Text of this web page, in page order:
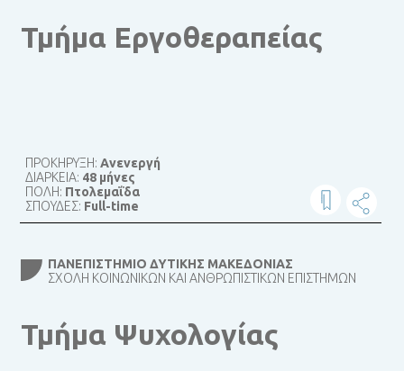
Τμήμα Εργοθεραπείας
ΠΡΟΚΗΡΥΞΗ:Ανενεργή
ΔΙΑΡΚΕΙΑ: 48 μήνες
ΠΟΛΗ: Πτολεμαΐδα
ΣΠΟΥΔΕΣ: Full-time
ΠΑΝΕΠΙΣΤΉΜΙΟ ΔΥΤΙΚΉΣ ΜΑΚΕΔΟΝΊΑΣ
ΣΧΟΛΉ ΚΟΙΝΩΝΙΚΏΝ ΚΑΙ ΑΝΘΡΩΠΙΣΤΙΚΏΝ ΕΠΙΣΤΗΜΏΝ
Τμήμα Ψυχολογίας